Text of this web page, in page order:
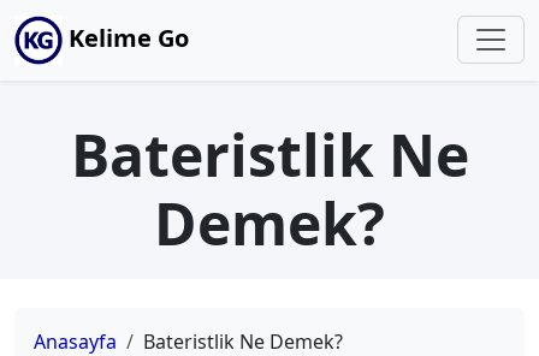
Kelime Go
Bateristlik Ne
Demek?
Anasayfa Bateristlik Ne Demek?